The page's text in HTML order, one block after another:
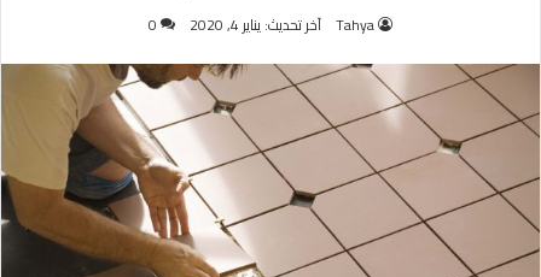
Tahya آخر تحديث: يناير 4, 2020 0